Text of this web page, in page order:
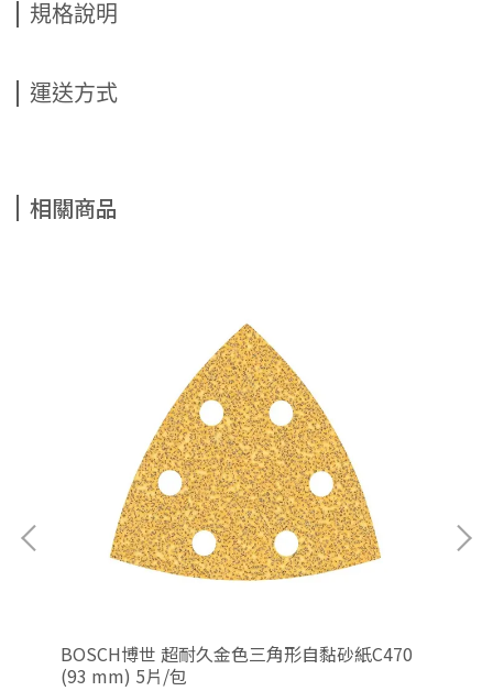
規格說明
運送方式
相關商品
BOSCH博世 超耐久金色三角形自黏砂紙C470
(93 mm) 5片/包